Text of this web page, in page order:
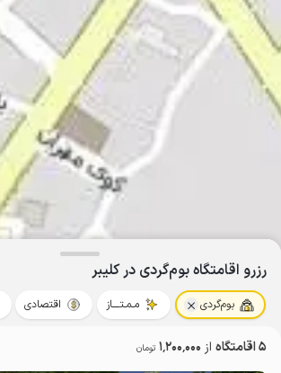
رزرو اقامتگاه بوم‌گردی در کلیبر
بوم‌گردی مـمـتــــاز اقتصادی
5 اقامتگاه از 1٬200٬000 تومان